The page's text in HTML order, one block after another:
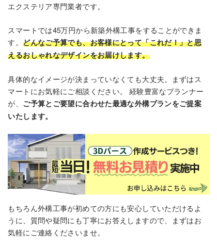
エクステリア専門業者です。
スマートでは45万円から新築外構⼯事をすることができま
す。どんなご予算でも、お客様にとって「これだ！」と思
えるおしゃれなデザインをお届けします。
具体的なイメージが決まっていなくても⼤丈夫。まずはス
マートにお気軽にご相談ください。 経験豊富なプランナー
が、 ご予算とご要望に合わせた最適な外構プランをご提案
いたします。
もちろん外構工事が初めての方にも安心していただけるよ
うに、質問や疑問にも丁寧にお答えしますので、まずはお
気軽にご連絡くださいませ。